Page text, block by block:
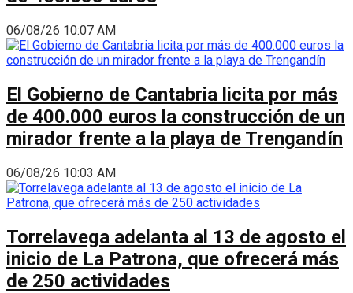
06/08/26 10:07 AM
El Gobierno de Cantabria licita por más
de 400.000 euros la construcción de un
mirador frente a la playa de Trengandín
06/08/26 10:03 AM
Torrelavega adelanta al 13 de agosto el
inicio de La Patrona, que ofrecerá más
de 250 actividades